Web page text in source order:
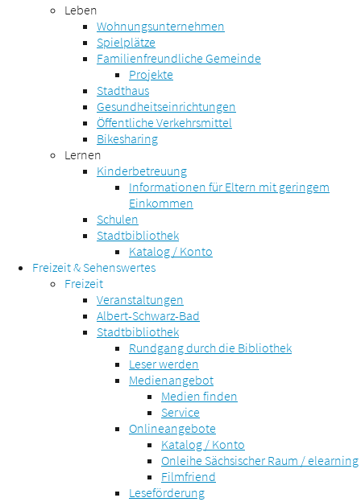
Leben
Wohnungsunternehmen
Spielplätze
Familienfreundliche Gemeinde
Projekte
Stadthaus
Gesundheitseinrichtungen
Öffentliche Verkehrsmittel
Bikesharing
Lernen
Kinderbetreuung
Informationen für Eltern mit geringem
Einkommen
Schulen
Stadtbibliothek
Katalog / Konto
Freizeit & Sehenswertes
Freizeit
Veranstaltungen
Albert-Schwarz-Bad
Stadtbibliothek
Rundgang durch die Bibliothek
Leser werden
Medienangebot
Medien finden
Service
Onlineangebote
Katalog / Konto
Onleihe Sächsischer Raum / elearning
Filmfriend
Leseförderung